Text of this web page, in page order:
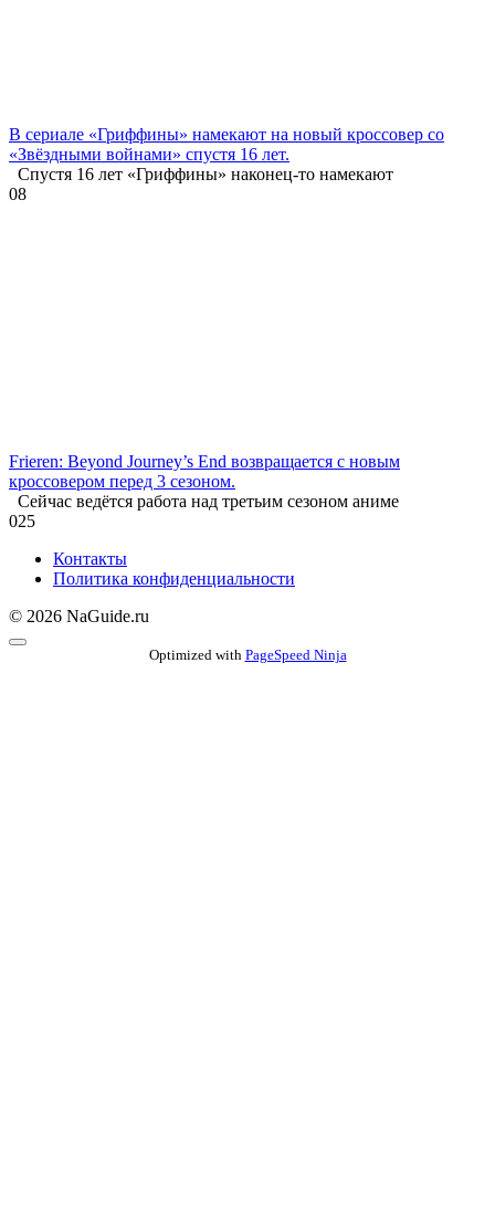
В сериале «Гриффины» намекают на новый кроссовер со
«Звёздными войнами» спустя 16 лет.
Спустя 16 лет «Гриффины» наконец-то намекают
08
Frieren: Beyond Journey’s End возвращается с новым
кроссовером перед 3 сезоном.
Сейчас ведётся работа над третьим сезоном аниме
025
Контакты
Политика конфиденциальности
© 2026 NaGuide.ru
Optimized with PageSpeed Ninja